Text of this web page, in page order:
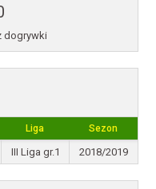
dogrywki
Liga Sezon
III Liga gr.1 2018/2019